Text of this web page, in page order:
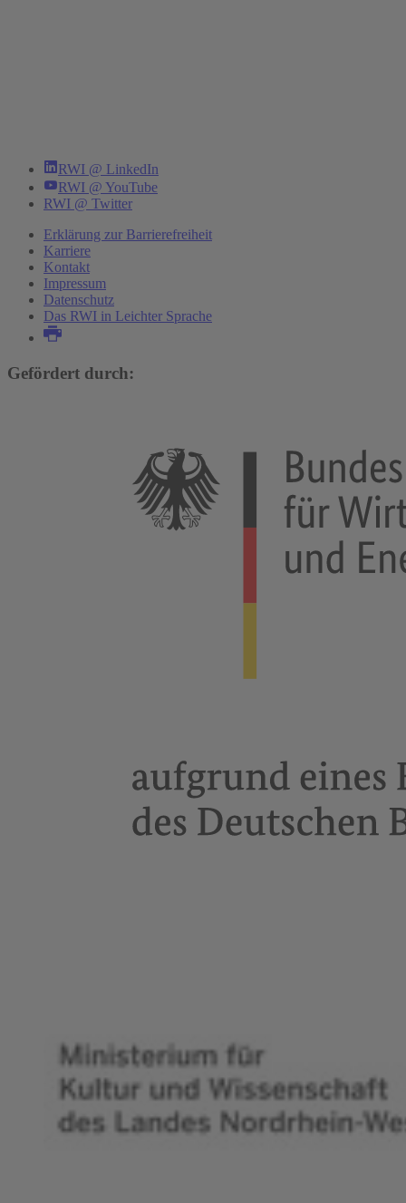
RWI @ LinkedIn
RWI @ YouTube
RWI @ Twitter
Erklärung zur Barrierefreiheit
Karriere
Kontakt
Impressum
Datenschutz
Das RWI in Leichter Sprache
Gefördert durch: